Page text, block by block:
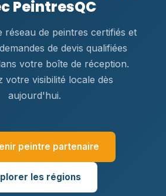
PeintresQC
réseau de peintres certifiés et
de devis qualifiées
votre boîte de réception.
votre visibilité locale dès
aujourd'hui.
peintre partenaire
les régions